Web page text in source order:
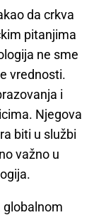
da crkva
pitanjima
ne sme
vrednosti.
i
Njegova
biti u službi
važno u
globalnom